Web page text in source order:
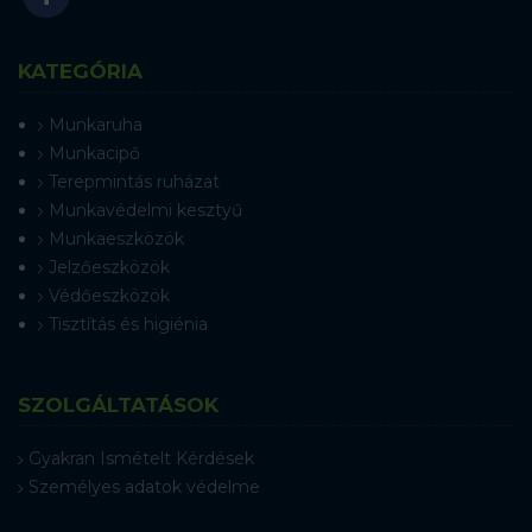
KATEGÓRIA
Munkaruha
Munkacipő
Terepmintás ruházat
Munkavédelmi kesztyű
Munkaeszközök
Jelzőeszközök
Védőeszközök
Tisztítás és higiénia
SZOLGÁLTATÁSOK
Gyakran Ismételt Kérdések
Személyes adatok védelme